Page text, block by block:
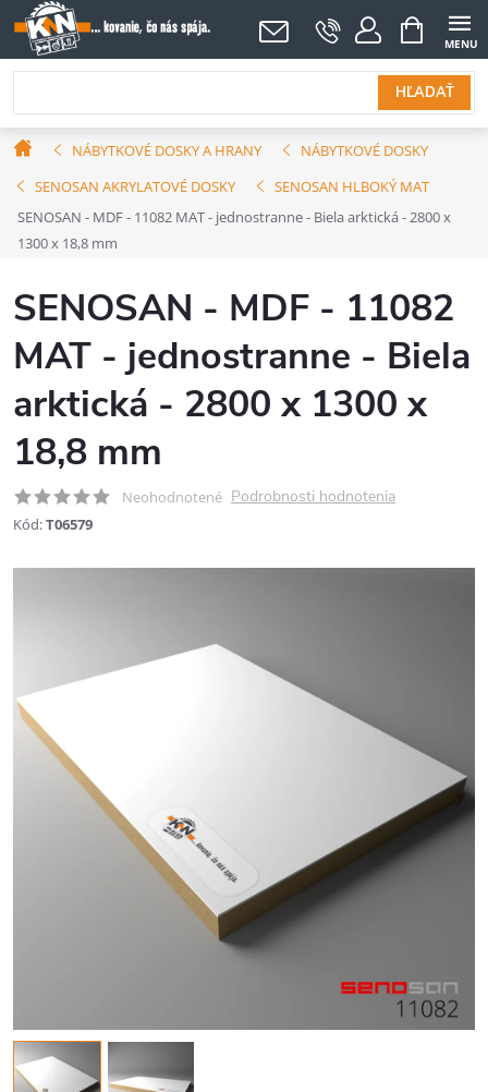
Prejsť
na
obsah
HĽADAŤ
NÁKUPNÝ
KOŠÍK
DomovNÁBYTKOVÉ DOSKY A HRANY
NÁBYTKOVÉ DOSKY
SENOSAN AKRYLATOVÉ DOSKY
SENOSAN HLBOKÝ MAT
SENOSAN - MDF - 11082 MAT - jednostranne - Biela arktická - 2800 x
1300 x 18,8 mm
SENOSAN - MDF - 11082
MAT - jednostranne - Biela
arktická - 2800 x 1300 x
18,8 mm
Neohodnotené Podrobnosti hodnotenia
Kód:T06579